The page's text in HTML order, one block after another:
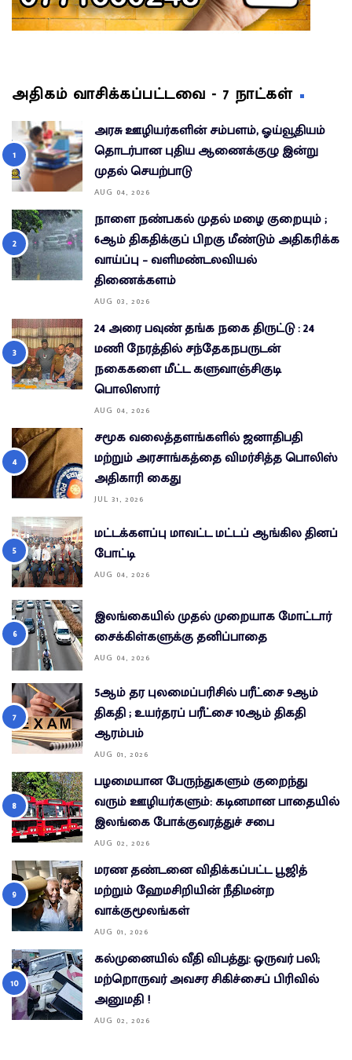
அதிகம் வாசிக்கப்பட்டவை - 7 நாட்கள்
அரசு ஊழியர்களின் சம்பளம், ஓய்வூதியம்
தொடர்பான புதிய ஆணைக்குழு இன்று
முதல் செயற்பாடு
AUG 04, 2026
நாளை நண்பகல் முதல் மழை குறையும் ;
6ஆம் திகதிக்குப் பிறகு மீண்டும் அதிகரிக்க
வாய்ப்பு – வளிமண்டலவியல்
திணைக்களம்
AUG 03, 2026
24 அரை பவுண் தங்க நகை திருட்டு : 24
மணி நேரத்தில் சந்தேகநபருடன்
நகைகளை மீட்ட களுவாஞ்சிகுடி
பொலிஸார்
AUG 04, 2026
சமூக வலைத்தளங்களில் ஜனாதிபதி
மற்றும் அரசாங்கத்தை விமர்சித்த பொலிஸ்
அதிகாரி கைது
JUL 31, 2026
மட்டக்களப்பு மாவட்ட மட்டப் ஆங்கில தினப்
போட்டி
AUG 04, 2026
இலங்கையில் முதல் முறையாக மோட்டார்
சைக்கிள்களுக்கு தனிப்பாதை
AUG 04, 2026
5ஆம் தர புலமைப்பரிசில் பரீட்சை 9ஆம்
திகதி ; உயர்தரப் பரீட்சை 10ஆம் திகதி
ஆரம்பம்
AUG 01, 2026
பழமையான பேருந்துகளும் குறைந்து
வரும் ஊழியர்களும்: கடினமான பாதையில்
இலங்கை போக்குவரத்துச் சபை
AUG 02, 2026
மரண தண்டனை விதிக்கப்பட்ட பூஜித்
மற்றும் ஹேமசிறியின் நீதிமன்ற
வாக்குமூலங்கள்
AUG 01, 2026
கல்முனையில் வீதி விபத்து: ஒருவர் பலி;
மற்றொருவர் அவசர சிகிச்சைப் பிரிவில்
அனுமதி !
AUG 02, 2026